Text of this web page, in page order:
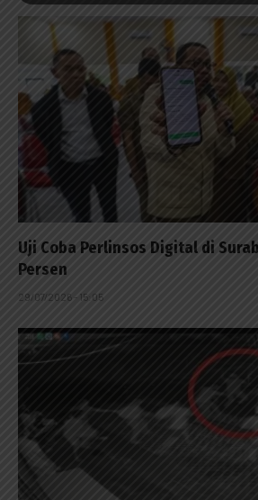
Uji Coba Perlinsos Digital di
Persen
29/07/2026 - 15:05